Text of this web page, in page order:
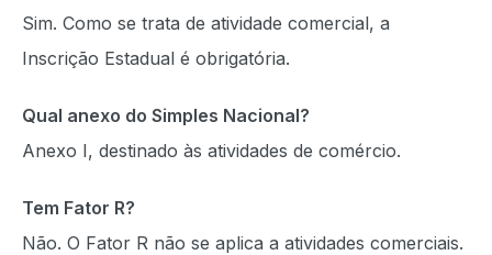
Sim. Como se trata de atividade comercial, a
Inscrição Estadual é obrigatória.
Qual anexo do Simples Nacional?
Anexo I, destinado às atividades de comércio.
Tem Fator R?
Não. O Fator R não se aplica a atividades comerciais.